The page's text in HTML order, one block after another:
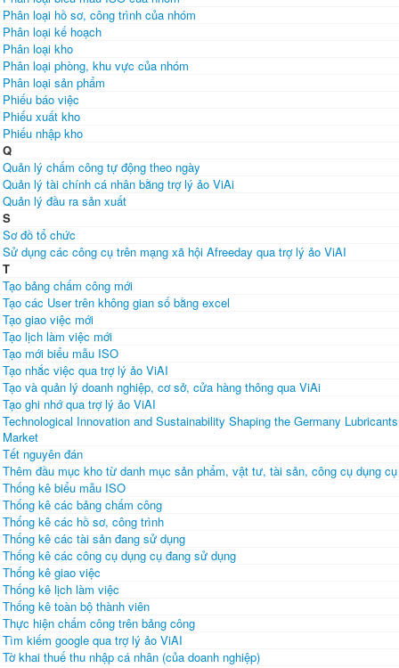
Phân loại hồ sơ, công trình của nhóm
Phân loại kế hoạch
Phân loại kho
Phân loại phòng, khu vực của nhóm
Phân loại sản phẩm
Phiếu báo việc
Phiếu xuất kho
Phiếu nhập kho
Q
Quản lý chấm công tự động theo ngày
Quản lý tài chính cá nhân bằng trợ lý ảo ViAi
Quản lý đầu ra sản xuất
S
Sơ đồ tổ chức
Sử dụng các công cụ trên mạng xã hội Afreeday qua trợ lý ảo ViAI
T
Tạo bảng chấm công mới
Tạo các User trên không gian số bằng excel
Tạo giao việc mới
Tạo lịch làm việc mới
Tạo mới biểu mẫu ISO
Tạo nhắc việc qua trợ lý ảo ViAI
Tạo và quản lý doanh nghiệp, cơ sở, cửa hàng thông qua ViAi
Tạo ghi nhớ qua trợ lý ảo ViAI
Technological Innovation and Sustainability Shaping the Germany Lubricants
Market
Tết nguyên đán
Thêm đầu mục kho từ danh mục sản phẩm, vật tư, tài sản, công cụ dụng cụ
Thống kê biểu mẫu ISO
Thống kê các bảng chấm công
Thống kê các hồ sơ, công trình
Thống kê các tài sản đang sử dụng
Thống kê các công cụ dụng cụ đang sử dụng
Thống kê giao việc
Thống kê lịch làm việc
Thống kê toàn bộ thành viên
Thực hiện chấm công trên bảng công
Tìm kiếm google qua trợ lý ảo ViAI
Tờ khai thuế thu nhập cá nhân (của doanh nghiệp)